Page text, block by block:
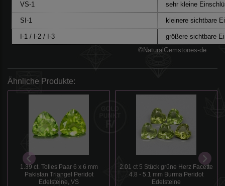
VS-1 sehr kleine
SI-1 kleinere sichtbare
I-1 / I-2 / I-3
größere sichtbare
©NaturalGemstones-de
Ähnliche Produkte:
1.39 ct. Tolles Paar 6 x 6 mm
Pakistan Triangel Peridot
Edelsteine, VS
2.01 ct 5 Stück grüne Herz Facette
4.8 - 5.1 mm Burma Peridot
Edelsteine